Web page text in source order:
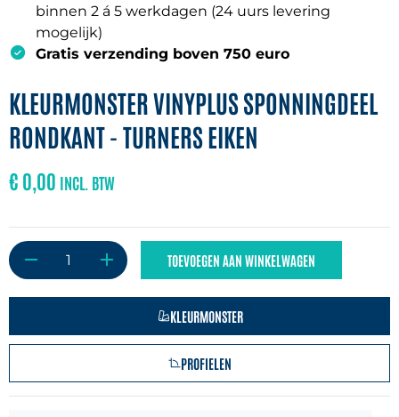
binnen 2 á 5 werkdagen (24 uurs levering
mogelijk)
Gratis verzending boven 750 euro
KLEURMONSTER VINYPLUS SPONNINGDEEL
RONDKANT - TURNERS EIKEN
€ 0,00 INCL. BTW
TOEVOEGEN AAN WINKELWAGEN
KLEURMONSTER
PROFIELEN